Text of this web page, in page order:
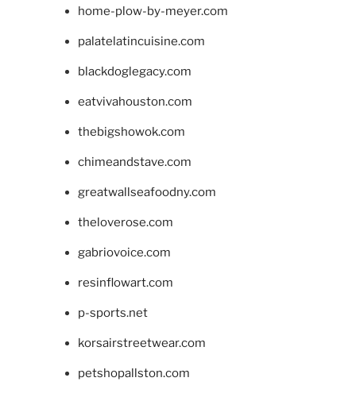
home-plow-by-meyer.com
palatelatincuisine.com
blackdoglegacy.com
eatvivahouston.com
thebigshowok.com
chimeandstave.com
greatwallseafoodny.com
theloverose.com
gabriovoice.com
resinflowart.com
p-sports.net
korsairstreetwear.com
petshopallston.com